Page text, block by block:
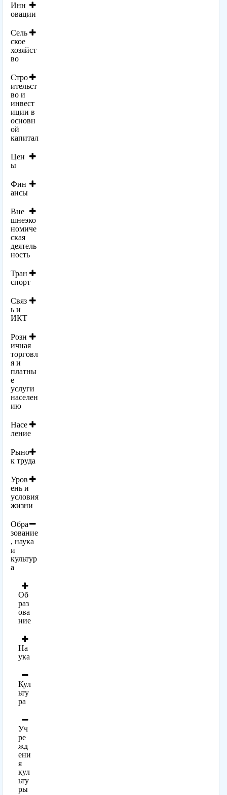
Инн
овации
Сель
ское
хозяйст
во
Стро
ительст
во и
инвест
иции в
основн
ой
капитал
Цен
ы
Фин
ансы
Вне
шнеэко
номиче
ская
деятель
ность
Тран
спорт
Связ
ь и
ИКТ
Розн
ичная
торговл
я и
платны
е
услуги
населен
ию
Насе
ление
Рыно
к труда
Уров
ень и
условия
жизни
Обра
зование
, наука
и
культур
а
Об
раз
ова
ние
На
ука
Кул
ьту
ра
Уч
ре
жд
ени
я
кул
ьту
ры